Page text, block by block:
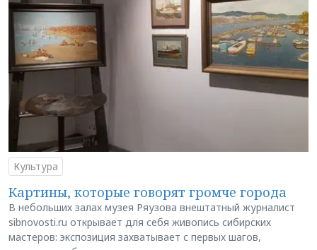
Культура
Картины, которые говорят громче города
В небольших залах музея Ряузова внештатный журналист
sibnovosti.ru открывает для себя живопись сибирских
мастеров: экспозиция захватывает с первых шагов,